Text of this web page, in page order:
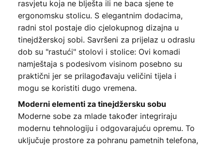
rasvjetu koja ne blješta ili ne baca sjene te
ergonomsku stolicu. S elegantnim dodacima,
radni stol postaje dio cjelokupnog dizajna u
tinejdžerskoj sobi. Savršeni za prijelaz u odraslu
dob su "rastući" stolovi i stolice: Ovi komadi
namještaja s podesivom visinom posebno su
praktični jer se prilagođavaju veličini tijela i
mogu se koristiti dugo vremena.
Moderni elementi za tinejdžersku sobu
Moderne sobe za mlade također integriraju
modernu tehnologiju i odgovarajuću opremu. To
uključuje prostore za pohranu pametnih telefona,